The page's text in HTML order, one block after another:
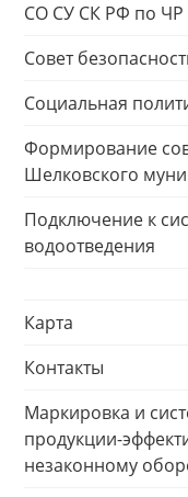
СО СУ СК РФ по ЧР
Совет
Социальная
Формирование
Шелковского
Подключение к
водоотведения
Карта
Контакты
Маркировка и
продукции-
незаконному